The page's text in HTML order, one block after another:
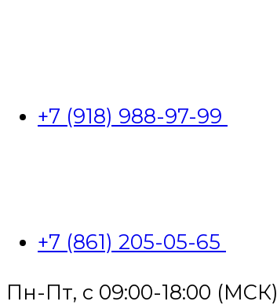
+7 (918) 988-97-99
+7 (861) 205-05-65
Пн-Пт, с 09:00-18:00 (МСК)